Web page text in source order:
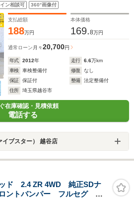
Bluetooth/バックカメラ/純正
ン相談可 360°画像付
支払総額
188万円
本体価格
169.8万円
通常ローン 月々20,700円
年式 2012年 走行 6.6万km
車検
車検整備付 修復
なし
保証
保証付 整備
法定整備付
住所
埼玉県越谷市
在庫確認・見積依頼
電話する
イブスター） 越谷店
ッド 2.4 ZR 4WD 純正SDナ
ントバンパー フルセグ